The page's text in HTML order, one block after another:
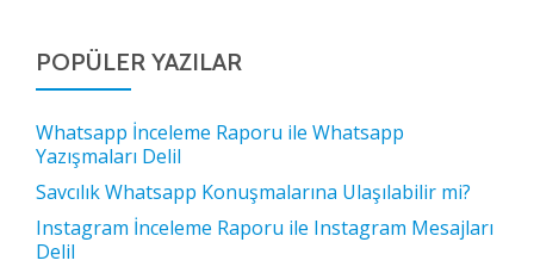
POPÜLER YAZILAR
Whatsapp İnceleme Raporu ile Whatsapp
Yazışmaları Delil
Savcılık Whatsapp Konuşmalarına Ulaşılabilir mi?
Instagram İnceleme Raporu ile Instagram Mesajları
Delil